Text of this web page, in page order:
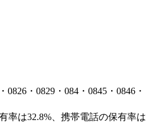
・0829・084・0845・0846・
率は32.8%、携帯電話の保有率は